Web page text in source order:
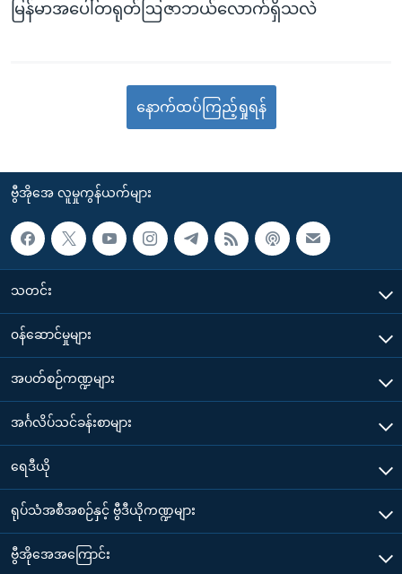
မြန်မာအပေါ်တရုတ်ဩဇာဘယ်လောက်ရှိသလဲ
နောက်ထပ်ကြည့်ရှုရန်
ဗွီအိုအေ လူမှုကွန်ယက်များ
သတင်း
၀န်ဆောင်မှုများ
အပတ်စဉ်ကဏ္ဍများ
အင်္ဂလိပ်သင်ခန်းစာများ
ရေဒီယို
ရုပ်သံအစီအစဉ်နှင့် ဗွီဒီယိုကဏ္ဍများ
ဗွီအိုအေအကြောင်း